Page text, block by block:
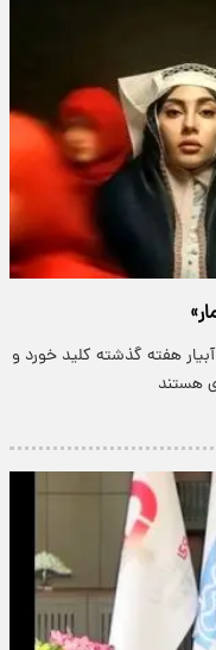
هفته گذشته کلید خورد و
هستند